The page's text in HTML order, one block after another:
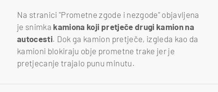
Na stranici "Prometne zgode i nezgode" objavljena
je snimka kamiona koji pretječe drugi kamion na
autocesti. Dok ga kamion pretječe, izgleda kao da
kamioni blokiraju obje prometne trake jer je
pretjecanje trajalo punu minutu.